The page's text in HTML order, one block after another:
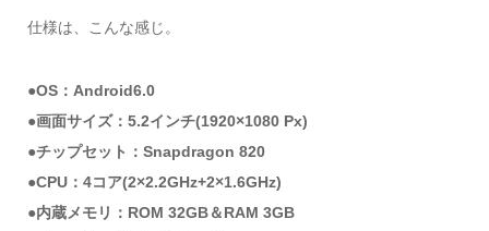
仕様は、こんな感じ。
●OS：Android6.0
●画面サイズ：5.2インチ(1920×1080 Px)
●チップセット：Snapdragon 820
●CPU：4コア(2×2.2GHz+2×1.6GHz)
●内蔵メモリ：ROM 32GB＆RAM 3GB